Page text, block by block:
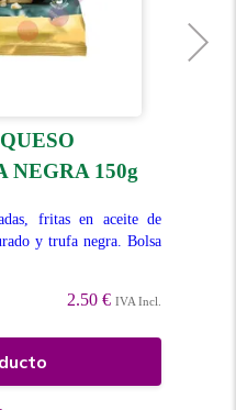
NEGRA 150g
fritas en aceite de
y trufa negra. Bolsa
2.50 € IVA Incl.